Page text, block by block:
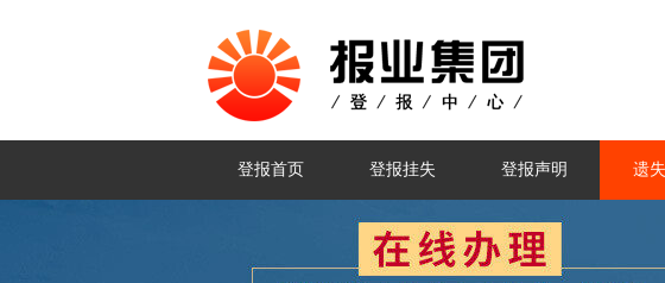
登报首页 登报挂失 登报声明 遗